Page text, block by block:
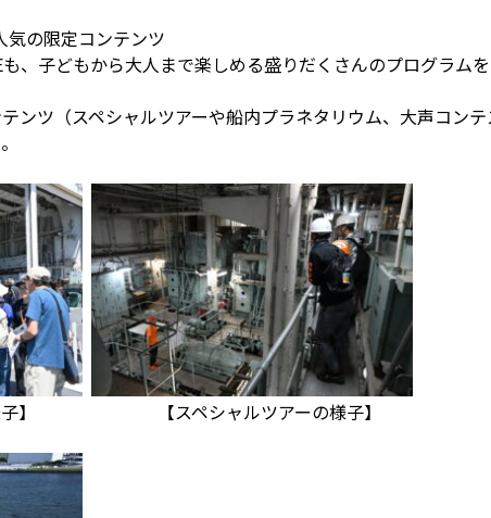
気の限定コンテンツ
、子どもから大人まで楽しめる盛りだくさんのプログラムを
ンツ（スペシャルツアーや船内プラネタリウム、大声コン
子】 【スペシャルツアーの様子】